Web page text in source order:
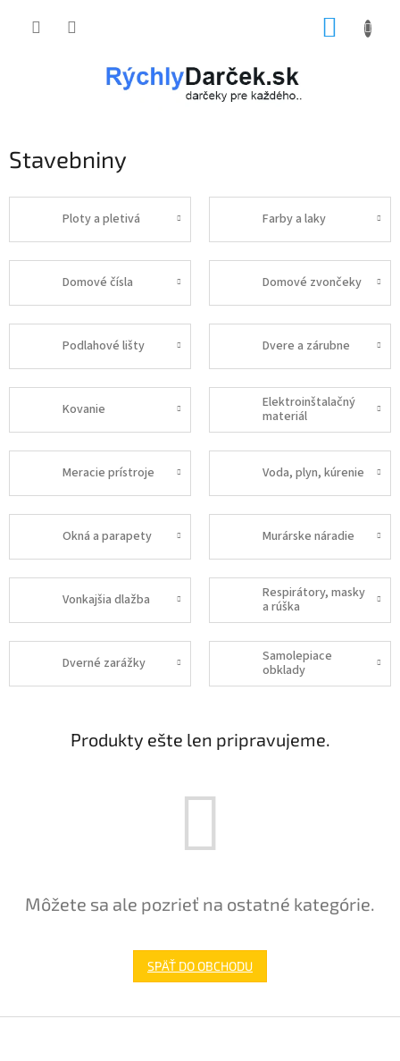
Stavebniny
Ploty a pletivá Farby a laky
Domové čísla Domové zvončeky
Podlahové lišty Dvere a zárubne
Kovanie
Elektroinštalačný
materiál
Meracie prístroje Voda, plyn, kúrenie
Okná a parapety Murárske náradie
Vonkajšia dlažba
Respirátory, masky
a rúška
Dverné zarážky
Samolepiace
obklady
Produkty ešte len pripravujeme.
Môžete sa ale pozrieť na ostatné kategórie.
SPÄŤ DO OBCHODU